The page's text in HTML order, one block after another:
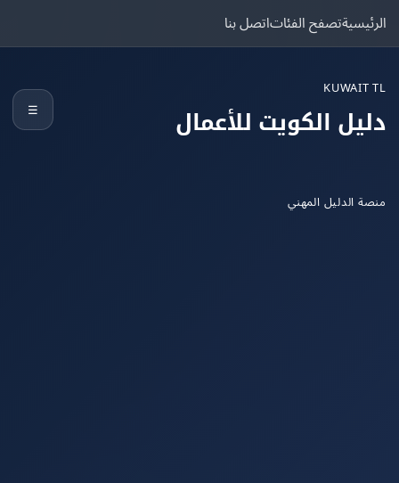
تصفح الفئاتاتصل بنا
الكويت للأعمال
الدليل المهني